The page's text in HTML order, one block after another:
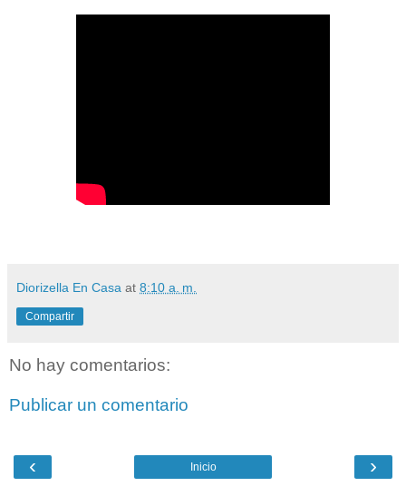
Diorizella En Casa at 8:10 a. m.
Compartir
No hay comentarios:
Publicar un comentario
‹ ›
Inicio